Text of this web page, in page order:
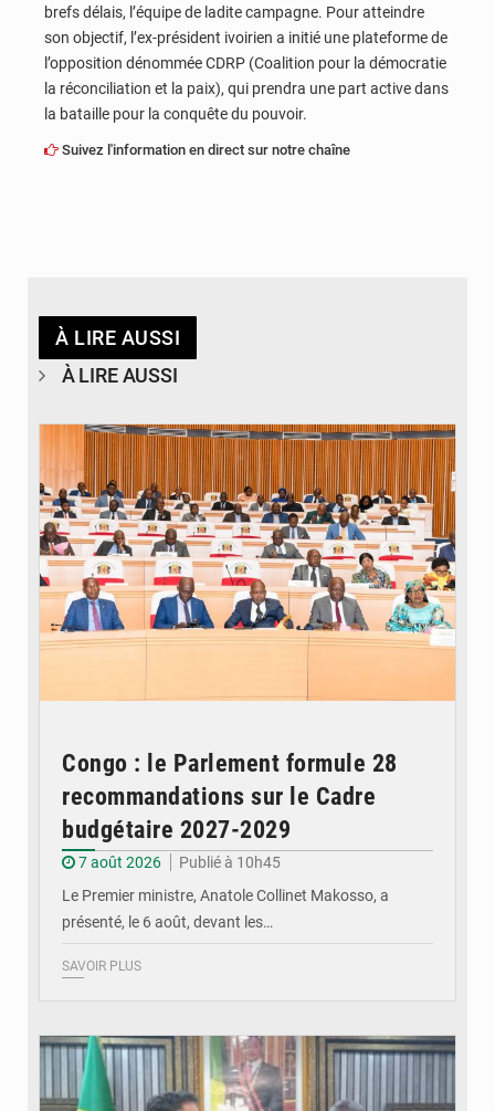
brefs délais, l’équipe de ladite campagne. Pour atteindre
son objectif, l’ex-président ivoirien a initié une plateforme de
l’opposition dénommée CDRP (Coalition pour la démocratie
la réconciliation et la paix), qui prendra une part active dans
la bataille pour la conquête du pouvoir.
Suivez l'information en direct sur notre chaîne
À LIRE AUSSI
À LIRE AUSSI
Congo : le Parlement formule 28
recommandations sur le Cadre
budgétaire 2027-2029
7 août 2026
Publié à 10h45
Le Premier ministre, Anatole Collinet Makosso, a
présenté, le 6 août, devant les…
SAVOIR PLUS